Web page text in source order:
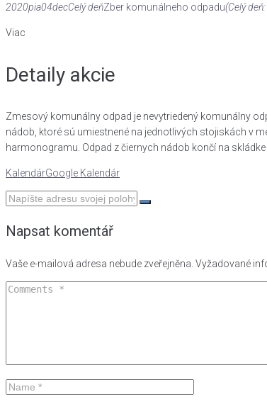
2020pia04decCelý deňZber komunálneho odpadu(Celý
Viac
Detaily akcie
Zmesový komunálny odpad je nevytriedený komunálny
nádob, ktoré sú umiestnené na jednotlivých stojiskách v
harmonogramu. Odpad z čiernych nádob končí na
KalendárGoogle Kalendár
Napsat komentář
Vaše e-mailová adresa nebude zveřejněna. Vyžadované